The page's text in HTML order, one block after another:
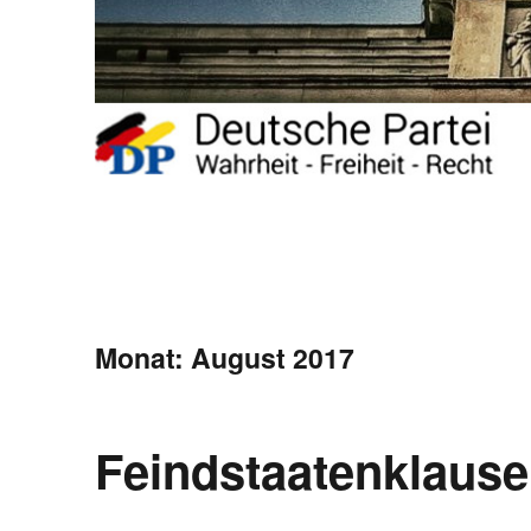
Monat:August 2017